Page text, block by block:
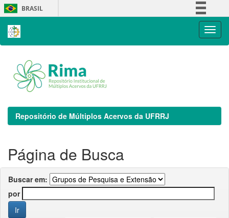
Skip
navigation
BRASIL
Repositório de Múltiplos Acervos da UFRRJ
Página de Busca
Buscar em:
por